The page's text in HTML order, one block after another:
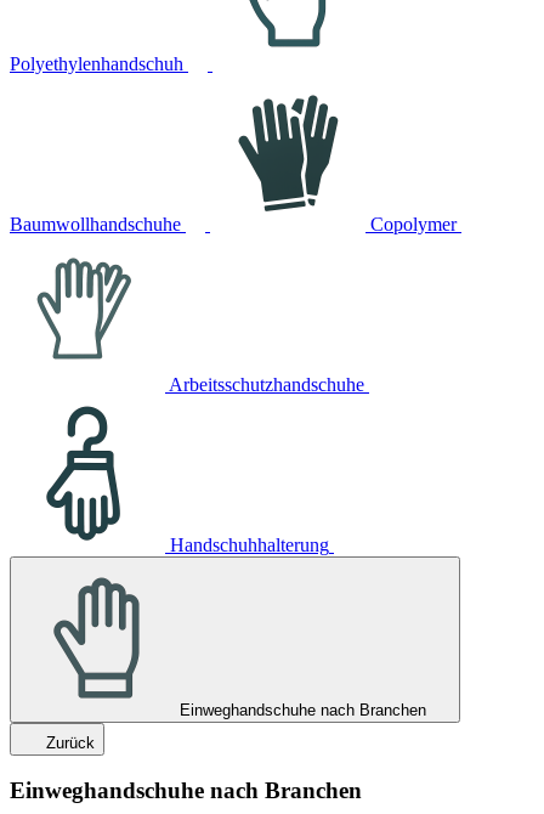
Polyethylenhandschuh
Baumwollhandschuhe Copolymer
Arbeitsschutzhandschuhe
Handschuhhalterung
Einweghandschuhe nach Branchen
Zurück
Einweghandschuhe nach Branchen